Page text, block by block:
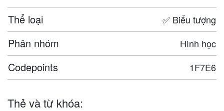
Thể loại ✅ Biểu tượng
Phân nhóm Hình học
Codepoints 1F7E6
Thẻ và từ khóa: